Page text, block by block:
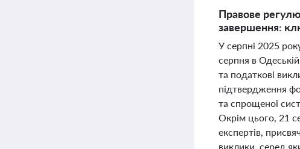
Правове
завершення:
У серпні 2025
серпня в
та податкові
підтвердження
та спрощеної
Окрім цього, 21
експертів,
виклики, серед